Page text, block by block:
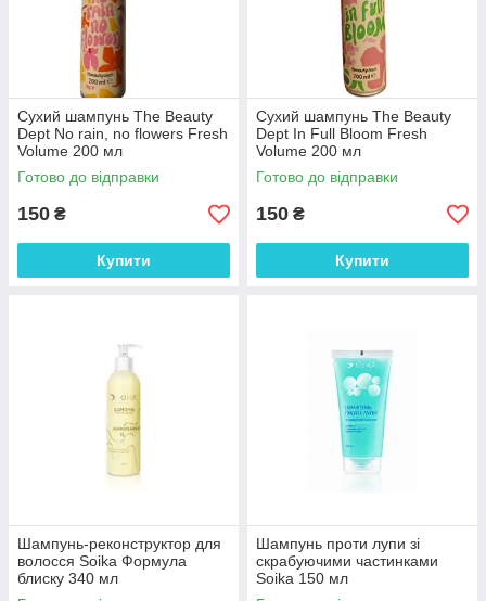
Сухий шампунь The Beauty
Dept No rain, no flowers Fresh
Volume 200 мл
Готово до відправки
150 ₴
Купити
Сухий шампунь The Beauty
Dept In Full Bloom Fresh
Volume 200 мл
Готово до відправки
150 ₴
Купити
Шампунь-реконструктор для
волосся Soika Формула
блиску 340 мл
Шампунь проти лупи зі
скрабуючими частинками
Soika 150 мл